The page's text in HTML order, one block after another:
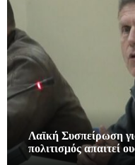
Λαϊκή Συσπείρωση
πολιτισμός απαιτεί